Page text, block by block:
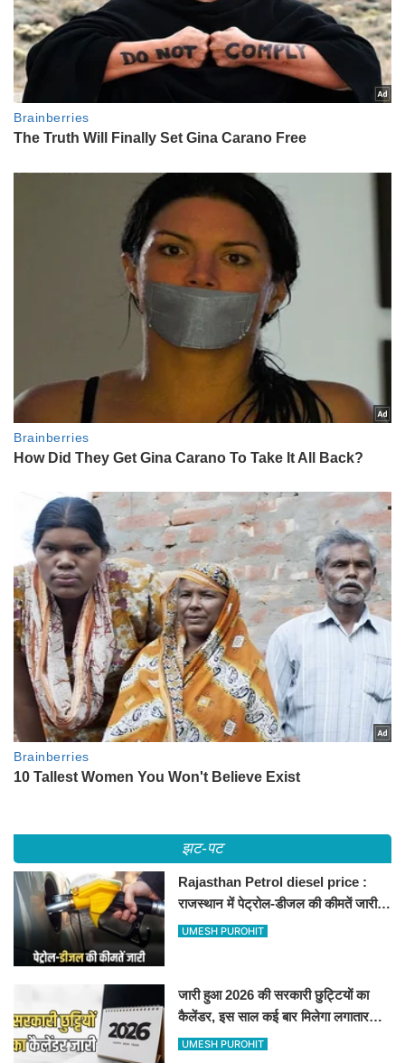
झट-पट
Rajasthan Petrol diesel price :
राजस्थान में पेट्रोल-डीजल की कीमतें जारी,
जानिए बीकानेर समेत पुरे प्रदेश में नए रेट
UMESH PUROHIT
जारी हुआ 2026 की सरकारी छुट्टियों का
कैलेंडर, इस साल कई बार मिलेगा लगातार
अवकाश, देखें
UMESH PUROHIT